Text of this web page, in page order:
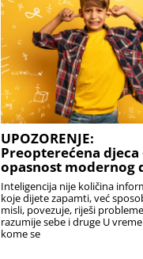
UPOZORENJE:
Preopterećena djeca
opasnost modernog
Inteligencija nije količina
koje dijete zapamti, već
misli, povezuje, riješi
razumije sebe i druge U
kome se